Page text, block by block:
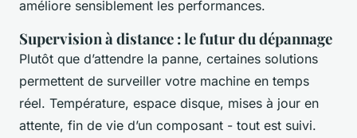
améliore sensiblement les performances.
Supervision à distance : le futur du dépannage
Plutôt que d’attendre la panne, certaines solutions
permettent de surveiller votre machine en temps
réel. Température, espace disque, mises à jour en
attente, fin de vie d’un composant - tout est suivi.